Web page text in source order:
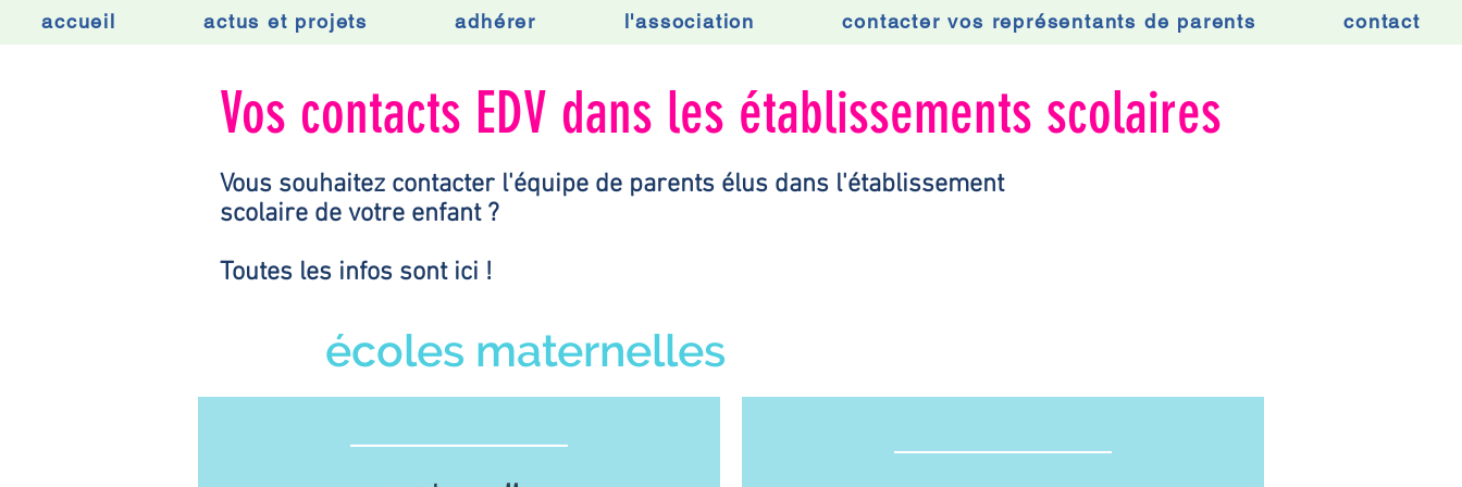
accueil actus et projets adhérer l'association contacter vos représentants de parents contact
Vos contacts EDV dans les établissements scolaires
Vous souhaitez contacter l'équipe de parents élus dans l'établissement
scolaire de votre enfant ?
Toutes les infos sont ici !
écoles maternelles